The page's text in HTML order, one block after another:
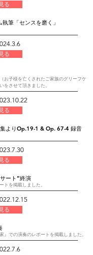
る
筆「センスを磨く」
る
お子様を亡くされたご家族のグリーフケ
をさせて頂きました。
る
よりOp.19-1 & Op. 67-4 録音
る
ート”終演
トを掲載しました。
る
』での演奏のレポートを掲載しました。